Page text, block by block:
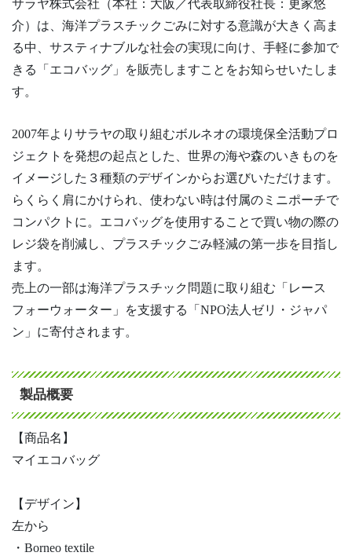
サラヤ株式会社（本社：大阪／代表取締役社長：更家悠
介）は、海洋プラスチックごみに対する意識が大きく高ま
る中、サスティナブルな社会の実現に向け、手軽に参加で
きる「エコバッグ」を販売しますことをお知らせいたしま
す。
2007年よりサラヤの取り組むボルネオの環境保全活動プロ
ジェクトを発想の起点とした、世界の海や森のいきものを
イメージした３種類のデザインからお選びいただけます。
らくらく肩にかけられ、使わない時は付属のミニポーチで
コンパクトに。エコバッグを使用することで買い物の際の
レジ袋を削減し、プラスチックごみ軽減の第一歩を目指し
ます。
売上の一部は海洋プラスチック問題に取り組む「レース
フォーウォーター」を支援する「NPO法人ゼリ・ジャパ
ン」に寄付されます。
製品概要
【商品名】
マイエコバッグ
【デザイン】
左から
・Borneo textile